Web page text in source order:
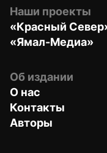
Наши проекты
«Красный
«Ямал-Медиа»
Об издании
О нас
Контакты
Авторы